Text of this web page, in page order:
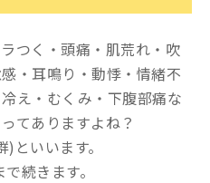
つく・頭痛・肌荒れ・吹
・耳鳴り・動悸・情緒不
え・むくみ・下腹部痛な
てありますよね？
といいます。
続きます。